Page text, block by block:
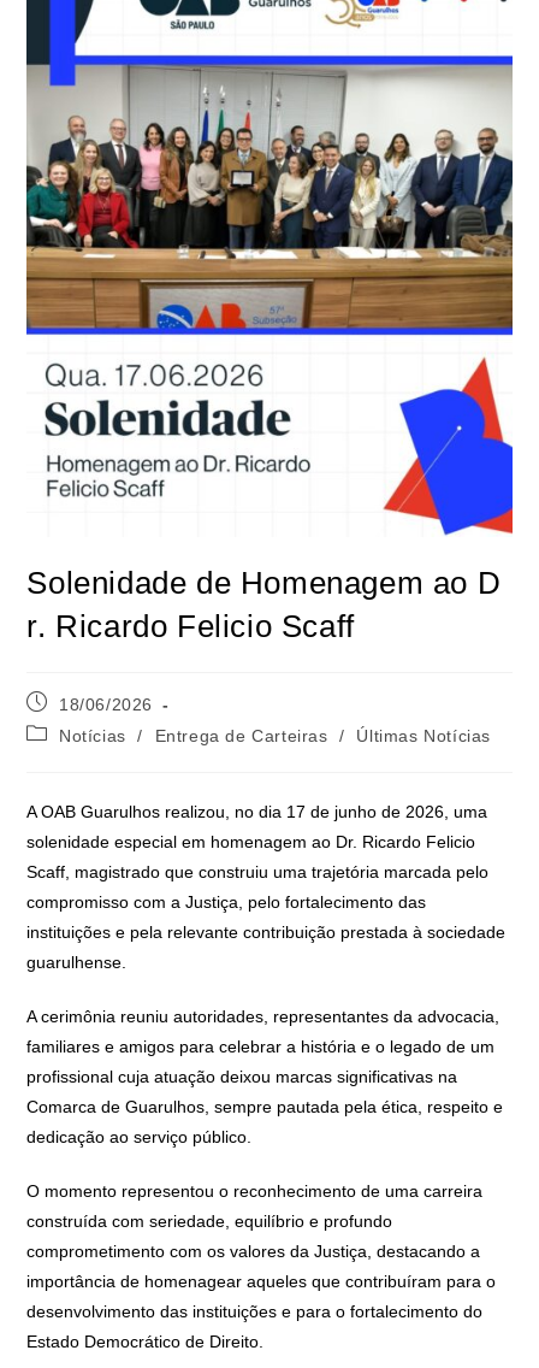
Solenidade de Homenagem ao D
r. Ricardo Felicio Scaff
18/06/2026
Notícias
/ Entrega de Carteiras / Últimas Notícias
A OAB Guarulhos realizou, no dia 17 de junho de 2026, uma
solenidade especial em homenagem ao Dr. Ricardo Felicio
Scaff, magistrado que construiu uma trajetória marcada pelo
compromisso com a Justiça, pelo fortalecimento das
instituições e pela relevante contribuição prestada à sociedade
guarulhense.
A cerimônia reuniu autoridades, representantes da advocacia,
familiares e amigos para celebrar a história e o legado de um
profissional cuja atuação deixou marcas significativas na
Comarca de Guarulhos, sempre pautada pela ética, respeito e
dedicação ao serviço público.
O momento representou o reconhecimento de uma carreira
construída com seriedade, equilíbrio e profundo
comprometimento com os valores da Justiça, destacando a
importância de homenagear aqueles que contribuíram para o
desenvolvimento das instituições e para o fortalecimento do
Estado Democrático de Direito.